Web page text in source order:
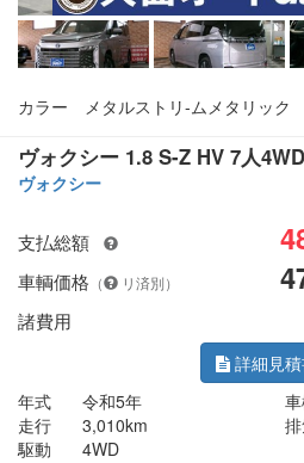
カラー メタルストリ-ムメタリック
ヴォクシー 1.8 S-Z HV 7人4WD
ヴォクシー
支払総額
車輌価格 （ リ済別）
諸費用
詳細見
年式
令和5年
走行
3,010km
駆動
4WD